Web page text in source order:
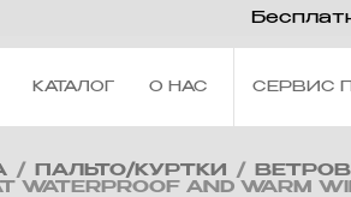
КАТАЛОГ О НАС СЕРВИС
/ ПАЛЬТО/КУРТКИ /
WATERPROOF AND WARM